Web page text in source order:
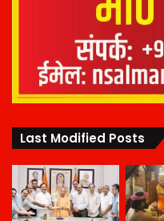
Last Modified Posts